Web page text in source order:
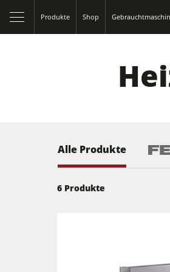
Produkte Shop
Alle Produkte
6 Produkte